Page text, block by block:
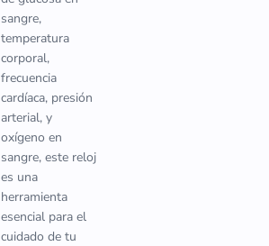
sangre,
temperatura
corporal,
frecuencia
cardíaca, presión
arterial, y
oxígeno en
sangre, este reloj
es una
herramienta
esencial para el
cuidado de tu